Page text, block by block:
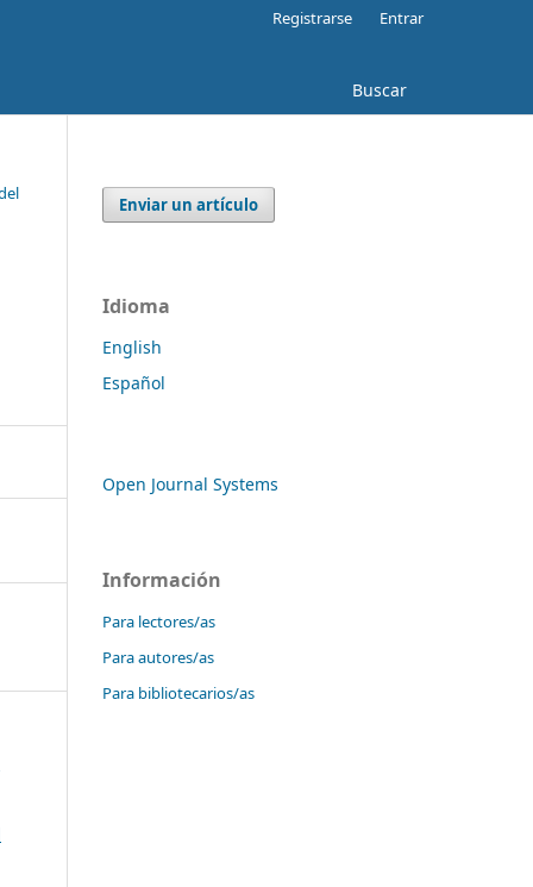
Buscar
Registrarse Entrar
Enviar un artículo
Idioma
English
Español
Open Journal Systems
Información
Para lectores/as
Para autores/as
Para bibliotecarios/as